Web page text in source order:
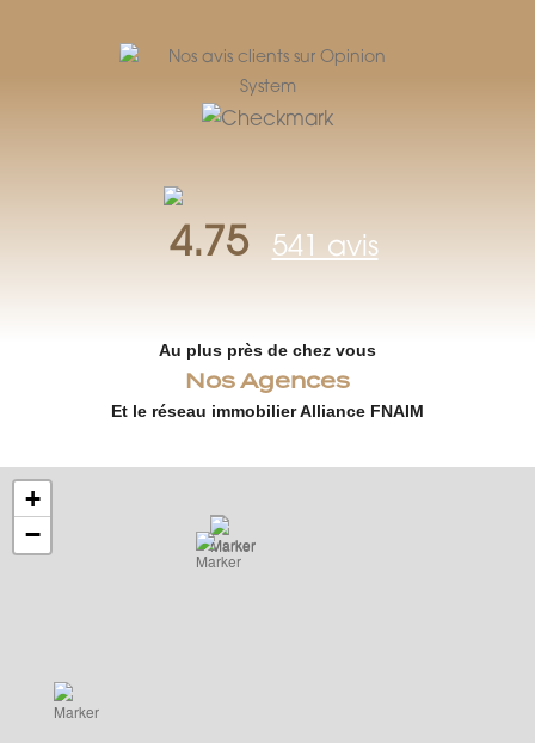
4.75 541 avis
Au plus près de chez vous
Nos Agences
Et le réseau immobilier Alliance FNAIM
+
−